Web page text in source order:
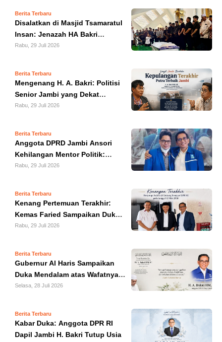
OTOMOTIF
HIBURAN
GALLERY
IN
DEPTH
OPINI
INFOGRAFIS
ADVERTORIAL
BERITA
Berita Terbaru
Disalatkan di Masjid Tsamaratul
Insan: Jenazah HA Bakri
Dimakamkan di Sungai Gelam
Rabu, 29 Juli 2026
Berita Terbaru
Mengenang H. A. Bakri: Politisi
Senior Jambi yang Dekat
dengan Media dan Merakyat
Rabu, 29 Juli 2026
Berita Terbaru
Anggota DPRD Jambi Ansori
Kehilangan Mentor Politik:
Kenang Sosok H. Bakri
Rabu, 29 Juli 2026
Berita Terbaru
Kenang Pertemuan Terakhir:
Kemas Faried Sampaikan Duka
Mendalam atas Wafatnya H.
Rabu, 29 Juli 2026
Berita Terbaru
Gubernur Al Haris Sampaikan
Duka Mendalam atas Wafatnya
Anggota DPR RI Dapil Jambi H.
Selasa, 28 Juli 2026
Berita Terbaru
Kabar Duka: Anggota DPR RI
Dapil Jambi H. Bakri Tutup Usia